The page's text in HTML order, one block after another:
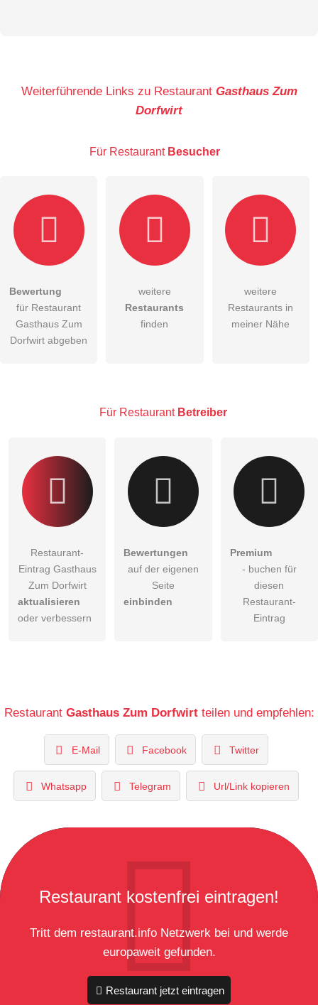
Die Datenschutzerklärunghabe ich zur Kenntnis genommen.
öffentliche Frage stellen
Klicken Sie hier um eineindividuelle Frage
Weiterführende Links zu Restaurant Gasthaus Zum
Dorfwirt
Für Restaurant Besucher
Bewertung
für Restaurant
Gasthaus Zum
Dorfwirt abgeben
weitere
Restaurants
finden
weitere
Restaurants in
meiner Nähe
Für Restaurant Betreiber
Restaurant-
Eintrag Gasthaus
Zum Dorfwirt
aktualisieren
oder verbessern
Bewertungen
auf der eigenen
Seite
einbinden
Premium
- buchen für
diesen
Restaurant-
Eintrag
Restaurant Gasthaus Zum Dorfwirtteilen und empfehlen:
E-Mail Facebook Twitter
Whatsapp Telegram Url/Link kopieren
Restaurant kostenfrei eintragen!
Tritt dem restaurant.info Netzwerk bei und werde
europaweit gefunden.
Restaurant jetzt eintragen